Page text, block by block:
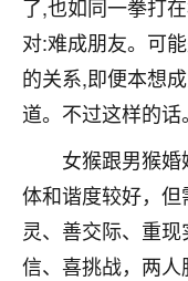
了,也如同一拳打
对:难成朋友。可
的关系,即便本想
道。不过这样的话。
女猴跟男猴
体和谐度较好，
灵、善交际、重
信、喜挑战，两
金白水清
我也想找老师
鹿森：慧来
1天前 来自江西
青春168
我也想要，我
2天前 来自山西